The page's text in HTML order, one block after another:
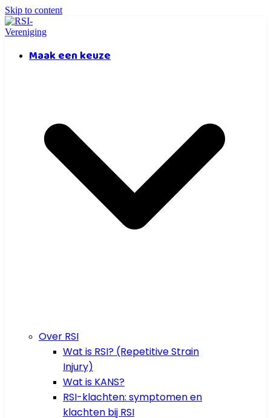
Skip to content
Maak een keuze
Over RSI
Wat is RSI? (Repetitive Strain
Injury)
Wat is KANS?
RSI-klachten: symptomen en
klachten bij RSI